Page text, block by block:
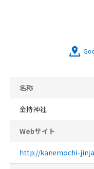
名称
金持神社
Webサイト
http://kanemochi-